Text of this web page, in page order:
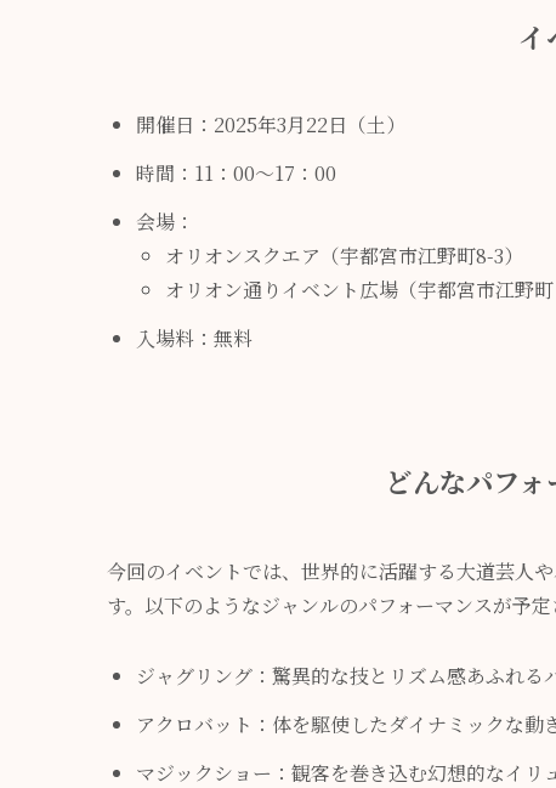
イ
開催日：2025年3月22日（土）
時間：11：00～17：00
会場：
オリオンスクエア（宇都宮市江野町8-3）
オリオン通りイベント広場（宇都宮市江野町
入場料：無料
どんなパフ
今回のイベントでは、世界的に活躍する大道芸人
す。以下のようなジャンルのパフォーマンスが予定
ジャグリング：驚異的な技とリズム感あふれる
アクロバット：体を駆使したダイナミックな動
マジックショー：観客を巻き込む幻想的なイリ